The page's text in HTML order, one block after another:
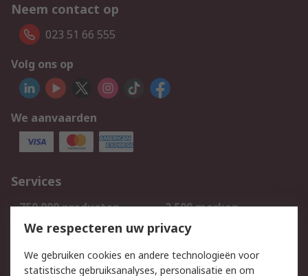
Neem contact op
023 51 66 555
Volg ons op
We aanvaarden
Services
750.000 producten
2.500 merken
Bestellen
Inkoopoplossingen
Track & Trace
We respecteren uw privacy
We gebruiken cookies en andere technologieën voor
statistische gebruiksanalyses, personalisatie en om